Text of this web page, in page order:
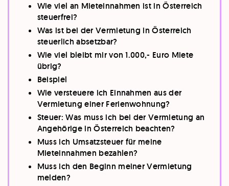
Wie viel an Mieteinnahmen ist in Österreich
steuerfrei?
Was ist bei der Vermietung in Österreich
steuerlich absetzbar?
Wie viel bleibt mir von 1.000,- Euro Miete
übrig?
Beispiel
Wie versteuere ich Einnahmen aus der
Vermietung einer Ferienwohnung?
Steuer: Was muss ich bei der Vermietung an
Angehörige in Österreich beachten?
Muss ich Umsatzsteuer für meine
Mieteinnahmen bezahlen?
Muss ich den Beginn meiner Vermietung
melden?